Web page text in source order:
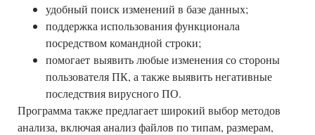
удобный поиск изменений в базе данных;
поддержка использования функционала
посредством командной строки;
помогает выявить любые изменения со стороны
пользователя ПК, а также выявить негативные
последствия вирусного ПО.
Программа также предлагает широкий выбор методов
анализа, включая анализ файлов по типам, размерам,